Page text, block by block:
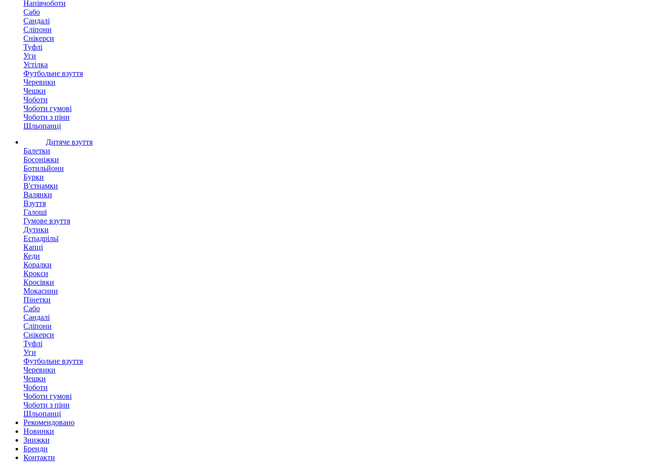
Напівчоботи
Сабо
Сандалі
Сліпони
Снікерси
Туфлі
Уги
Устілка
Футбольне взуття
Черевики
Чешки
Чоботи
Чоботи гумові
Чоботи з піни
Шльопанці
Дитяче взуття
Балетки
Босоніжки
Ботильйони
Бурки
В'єтнамки
Валянки
Взуття
Галоші
Гумове взуття
Дутики
Еспадрільї
Капці
Кеди
Коралки
Крокси
Кросівки
Мокасини
Пінетки
Сабо
Сандалі
Сліпони
Снікерси
Туфлі
Уги
Футбольне взуття
Черевики
Чешки
Чоботи
Чоботи гумові
Чоботи з піни
Шльопанці
Рекомендовано
Новинки
Знижки
Бренди
Контакти